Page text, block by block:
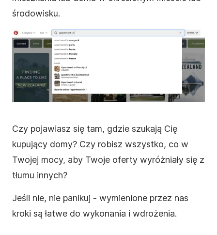
środowisku.
Czy pojawiasz się tam, gdzie szukają Cię
kupujący domy? Czy robisz wszystko, co w
Twojej mocy, aby Twoje oferty wyróżniały się z
tłumu innych?
Jeśli nie, nie panikuj - wymienione przez nas
kroki są łatwe do wykonania i wdrożenia.